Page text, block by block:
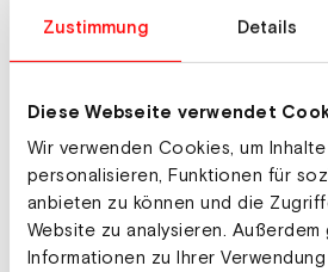
Zustimmung Details
Diese Webseite verwendet
Wir verwenden Cookies, um
personalisieren, Funktionen für
anbieten zu können und die
Website zu analysieren. Außerdem
Informationen zu Ihrer
11 GUIGONNAT
COMOLA
14 OEBERG Elvira